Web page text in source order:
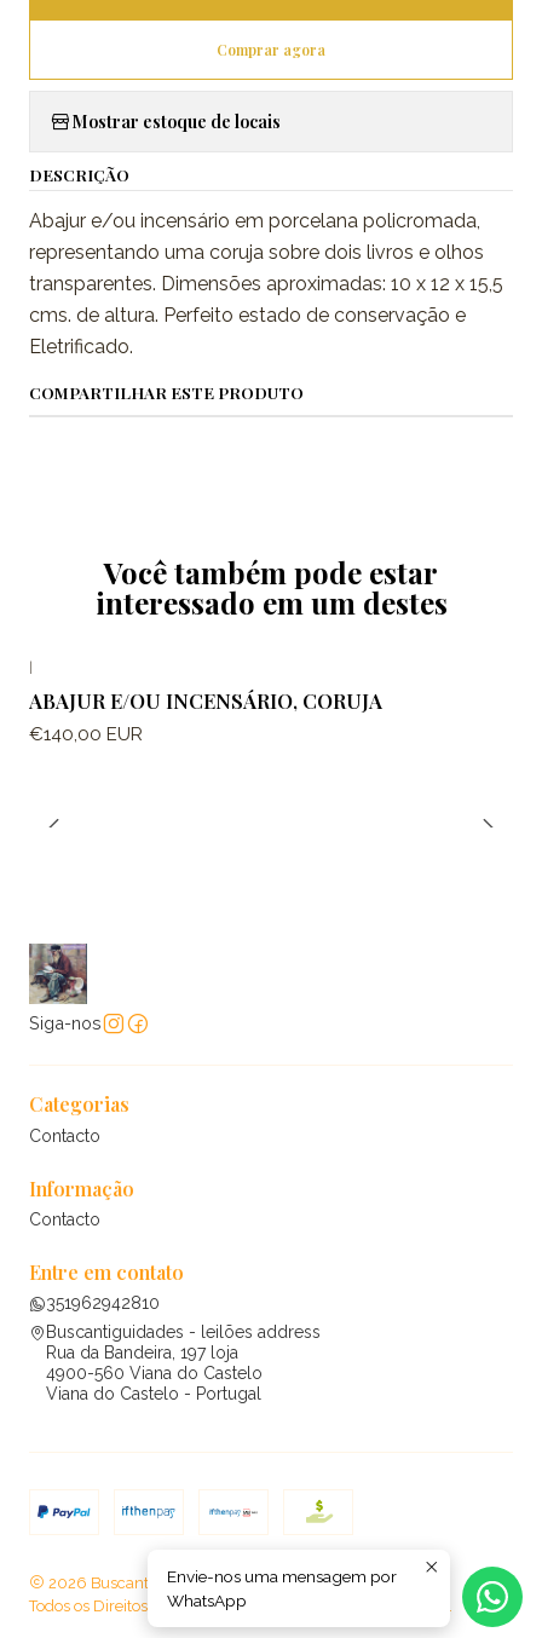
Comprar agora
Mostrar estoque de locais
DESCRIÇÃO
Abajur e/ou incensário em porcelana policromada,
representando uma coruja sobre dois livros e olhos
transparentes. Dimensões aproximadas: 10 x 12 x 15,5
cms. de altura. Perfeito estado de conservação e
Eletrificado.
COMPARTILHAR ESTE PRODUTO
Você também pode estar
interessado em um destes
ABAJUR E/OU INCENSÁRIO, CORUJA
€140,00 EUR
Siga-nos
Categorias
Contacto
Informação
Contacto
Entre em contato
351962942810
Buscantiguidades - leilões address
Rua da Bandeira, 197 loja
4900-560 Viana do Castelo
Viana do Castelo - Portugal
2026 Buscantiguidades - leilões .
Todos os Direitos Reservados.Com tecnologia Jumpseller
Envie-nos uma mensagem por
WhatsApp